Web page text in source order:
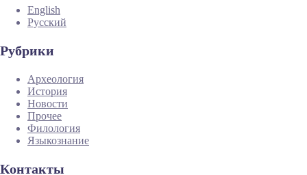
English
Русский
Рубрики
Археология
История
Новости
Прочее
Филология
Языкознание
Контакты